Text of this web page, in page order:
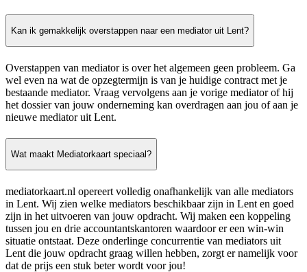
Kan ik gemakkelijk overstappen naar een mediator uit Lent?
Overstappen van mediator is over het algemeen geen probleem. Ga
wel even na wat de opzegtermijn is van je huidige contract met je
bestaande mediator. Vraag vervolgens aan je vorige mediator of hij
het dossier van jouw onderneming kan overdragen aan jou of aan je
nieuwe mediator uit Lent.
Wat maakt Mediatorkaart speciaal?
mediatorkaart.nl opereert volledig onafhankelijk van alle mediators
in Lent. Wij zien welke mediators beschikbaar zijn in Lent en goed
zijn in het uitvoeren van jouw opdracht. Wij maken een koppeling
tussen jou en drie accountantskantoren waardoor er een win-win
situatie ontstaat. Deze onderlinge concurrentie van mediators uit
Lent die jouw opdracht graag willen hebben, zorgt er namelijk voor
dat de prijs een stuk beter wordt voor jou!